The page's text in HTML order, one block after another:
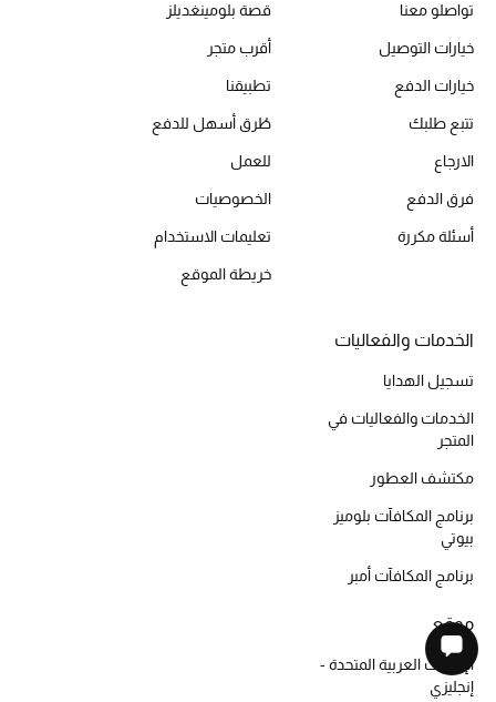
تواصلو معنا
خيارات التوصيل
خيارات الدفع
تتبع طلبك
الارجاع
فرق الدفع
أسئلة مكررة
قصة بلومينغديلز
أقرب متجر
تطبيقنا
طُرق أسهل للدفع
للعمل
الخصوصيات
تعليمات الاستخدام
خريطة الموقع
الخدمات والفعاليات
تسجيل الهدايا
الخدمات والفعاليات في
المتجر
مكتشف العطور
برنامج المكافآت بلوميز
بيوتي
برنامج المكافآت أمبر
موقع
الإمارات العربية المتحدة -
إنجليزي